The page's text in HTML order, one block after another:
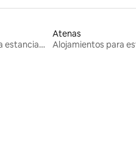
Alojamientos para estancias largas
Atenas